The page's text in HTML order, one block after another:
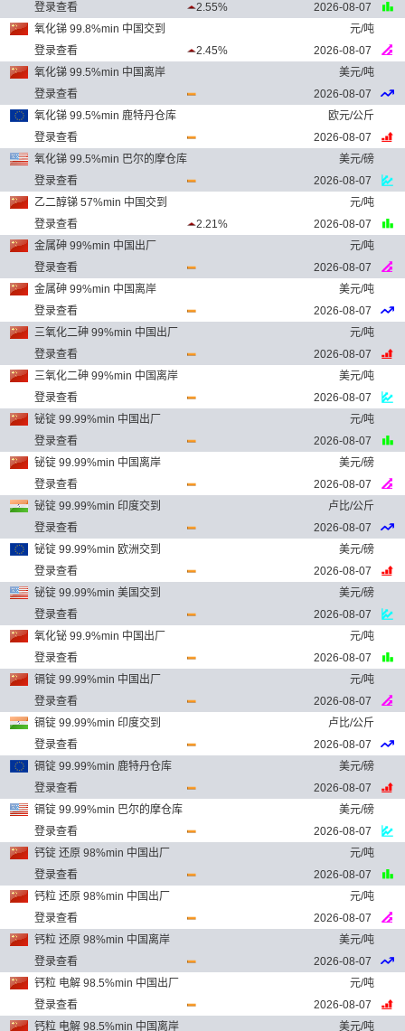
登录查看
2.55%
2026-08-07
氧化锑 99.8%min 中国交到
元/吨
登录查看
2.45%
2026-08-07
氧化锑 99.5%min 中国离岸
美元/吨
登录查看
2026-08-07
氧化锑 99.5%min 鹿特丹仓库
欧元/公斤
登录查看
2026-08-07
氧化锑 99.5%min 巴尔的摩仓库
美元/磅
登录查看
2026-08-07
乙二醇锑 57%min 中国交到
元/吨
登录查看
2.21%
2026-08-07
金属砷 99%min 中国出厂
元/吨
登录查看
2026-08-07
金属砷 99%min 中国离岸
美元/吨
登录查看
2026-08-07
三氧化二砷 99%min 中国出厂
元/吨
登录查看
2026-08-07
三氧化二砷 99%min 中国离岸
美元/吨
登录查看
2026-08-07
铋锭 99.99%min 中国出厂
元/吨
登录查看
2026-08-07
铋锭 99.99%min 中国离岸
美元/磅
登录查看
2026-08-07
铋锭 99.99%min 印度交到
卢比/公斤
登录查看
2026-08-07
铋锭 99.99%min 欧洲交到
美元/磅
登录查看
2026-08-07
铋锭 99.99%min 美国交到
美元/磅
登录查看
2026-08-07
氧化铋 99.9%min 中国出厂
元/吨
登录查看
2026-08-07
镉锭 99.99%min 中国出厂
元/吨
登录查看
2026-08-07
镉锭 99.99%min 印度交到
卢比/公斤
登录查看
2026-08-07
镉锭 99.99%min 鹿特丹仓库
美元/磅
登录查看
2026-08-07
镉锭 99.99%min 巴尔的摩仓库
美元/磅
登录查看
2026-08-07
钙锭 还原 98%min 中国出厂
元/吨
登录查看
2026-08-07
钙粒 还原 98%min 中国出厂
元/吨
登录查看
2026-08-07
钙粒 还原 98%min 中国离岸
美元/吨
登录查看
2026-08-07
钙粒 电解 98.5%min 中国出厂
元/吨
登录查看
2026-08-07
钙粒 电解 98.5%min 中国离岸
美元/吨